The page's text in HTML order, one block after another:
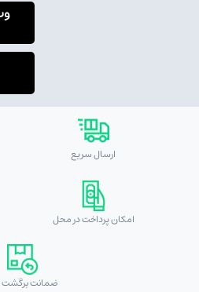
ارسال سریع
امکان پرداخت در محل
ضمانت برگشت